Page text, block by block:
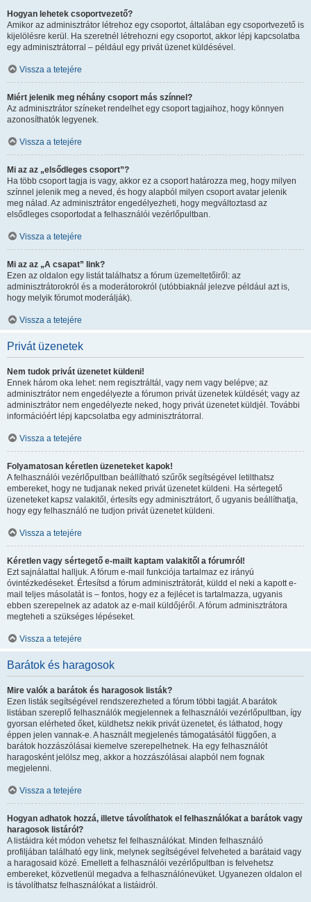
Hogyan lehetek csoportvezető?
Amikor az adminisztrátor létrehoz egy csoportot, általában egy csoportvezető is
kijelölésre kerül. Ha szeretnél létrehozni egy csoportot, akkor lépj kapcsolatba
egy adminisztrátorral – például egy privát üzenet küldésével.
Vissza a tetejére
Miért jelenik meg néhány csoport más színnel?
Az adminisztrátor színeket rendelhet egy csoport tagjaihoz, hogy könnyen
azonosíthatók legyenek.
Vissza a tetejére
Mi az az „elsődleges csoport”?
Ha több csoport tagja is vagy, akkor ez a csoport határozza meg, hogy milyen
színnel jelenik meg a neved, és hogy alapból milyen csoport avatar jelenik
meg nálad. Az adminisztrátor engedélyezheti, hogy megváltoztasd az
elsődleges csoportodat a felhasználói vezérlőpultban.
Vissza a tetejére
Mi az az „A csapat” link?
Ezen az oldalon egy listát találhatsz a fórum üzemeltetőiről: az
adminisztrátorokról és a moderátorokról (utóbbiaknál jelezve például azt is,
hogy melyik fórumot moderálják).
Vissza a tetejére
Privát üzenetek
Nem tudok privát üzenetet küldeni!
Ennek három oka lehet: nem regisztráltál, vagy nem vagy belépve; az
adminisztrátor nem engedélyezte a fórumon privát üzenetek küldését; vagy az
adminisztrátor nem engedélyezte neked, hogy privát üzenetet küldjél. További
információért lépj kapcsolatba egy adminisztrátorral.
Vissza a tetejére
Folyamatosan kéretlen üzeneteket kapok!
A felhasználói vezérlőpultban beállítható szűrők segítségével letilthatsz
embereket, hogy ne tudjanak neked privát üzenetet küldeni. Ha sértegető
üzeneteket kapsz valakitől, értesíts egy adminisztrátort, ő ugyanis beállíthatja,
hogy egy felhasználó ne tudjon privát üzenetet küldeni.
Vissza a tetejére
Kéretlen vagy sértegető e-mailt kaptam valakitől a fórumról!
Ezt sajnálattal halljuk. A fórum e-mail funkciója tartalmaz ez irányú
óvintézkedéseket. Értesítsd a fórum adminisztrátorát, küldd el neki a kapott e-
mail teljes másolatát is – fontos, hogy ez a fejlécet is tartalmazza, ugyanis
ebben szerepelnek az adatok az e-mail küldőjéről. A fórum adminisztrátora
megteheti a szükséges lépéseket.
Vissza a tetejére
Barátok és haragosok
Mire valók a barátok és haragosok listák?
Ezen listák segítségével rendszerezheted a fórum többi tagját. A barátok
listában szereplő felhasználók megjelennek a felhasználói vezérlőpultban, így
gyorsan elérheted őket, küldhetsz nekik privát üzenetet, és láthatod, hogy
éppen jelen vannak-e. A használt megjelenés támogatásától függően, a
barátok hozzászólásai kiemelve szerepelhetnek. Ha egy felhasználót
haragosként jelölsz meg, akkor a hozzászólásai alapból nem fognak
megjelenni.
Vissza a tetejére
Hogyan adhatok hozzá, illetve távolíthatok el felhasználókat a barátok vagy
haragosok listáról?
A listáidra két módon vehetsz fel felhasználókat. Minden felhasználó
profiljában található egy link, melynek segítségével felveheted a barátaid vagy
a haragosaid közé. Emellett a felhasználói vezérlőpultban is felvehetsz
embereket, közvetlenül megadva a felhasználónevüket. Ugyanezen oldalon el
is távolíthatsz felhasználókat a listáidról.